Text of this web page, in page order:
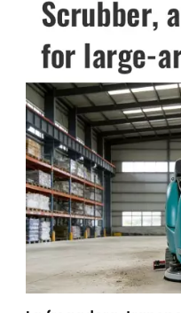
中文